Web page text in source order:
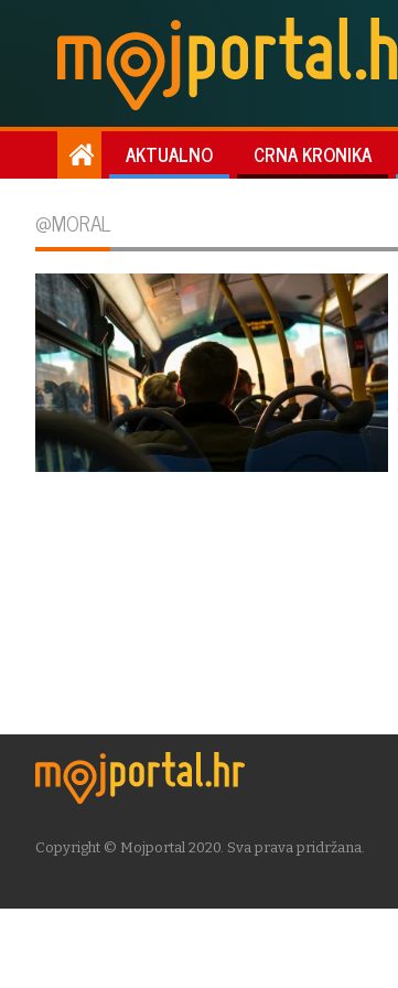
AKTUALNO CRNA KRONIKA
@MORAL
Copyright © Mojportal 2020. Sva prava pridržana.